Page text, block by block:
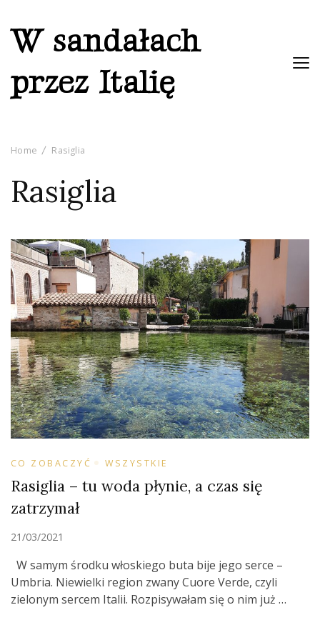
W sandałach
przez Italię
Home Rasiglia
Rasiglia
CO ZOBACZYĆ WSZYSTKIE
Rasiglia – tu woda płynie, a czas się
zatrzymał
21/03/2021
W samym środku włoskiego buta bije jego serce –
Umbria. Niewielki region zwany Cuore Verde, czyli
zielonym sercem Italii. Rozpisywałam się o nim już …